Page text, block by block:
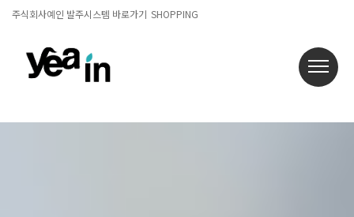
주식회사예인 발주시스템 바로가기 SHOPPING